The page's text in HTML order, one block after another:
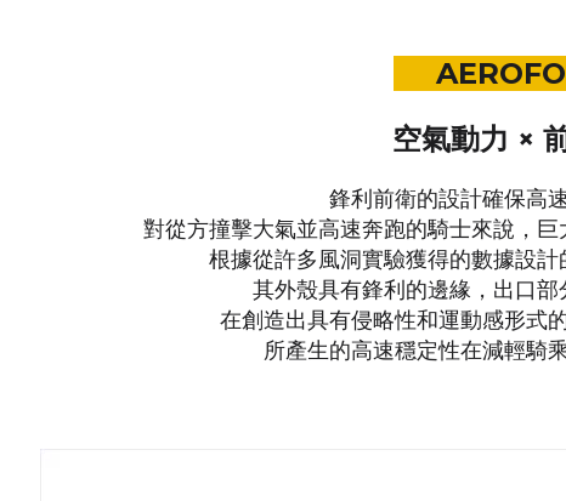
空氣動力 ×
鋒利前衛的設計確保高
對從方撞擊大氣並高速奔跑的騎士來說，巨
根據從許多風洞實驗獲得的數據設計
其外殼具有鋒利的邊緣，出口部
在創造出具有侵略性和運動感形式
所產生的高速穩定性在減輕騎